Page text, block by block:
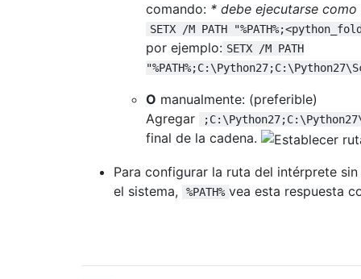
comando: * debe ejecutarse
SETX /M PATH
por ejemplo: SETX /M PATH
O manualmente: (preferible)
Agregar
final de la cadena.
Para configurar la ruta del intérprete
el sistema,
%PATH% vea esta respuesta